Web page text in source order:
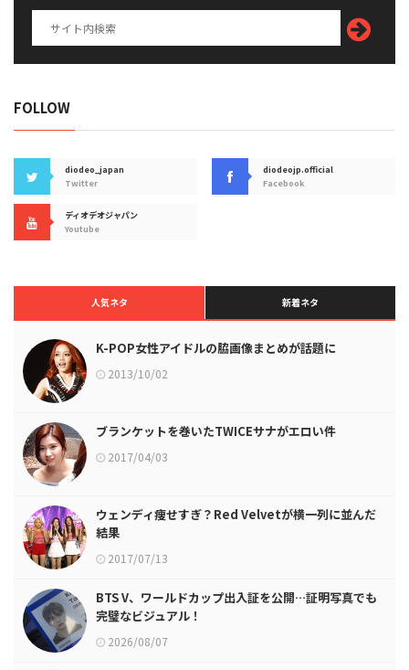
FOLLOW
diodeo_japan
Twitter
diodeojp.official
Facebook
ディオデオジャパン
Youtube
人気ネタ 新着ネタ
K-POP女性アイドルの脇画像まとめが話題に
2013/10/02
ブランケットを巻いたTWICEサナがエロい件
2017/04/03
ウェンディ痩せすぎ？Red Velvetが横一列に並んだ
結果
2017/07/13
BTS V、ワールドカップ出入証を公開…証明写真でも
完璧なビジュアル！
2026/08/07